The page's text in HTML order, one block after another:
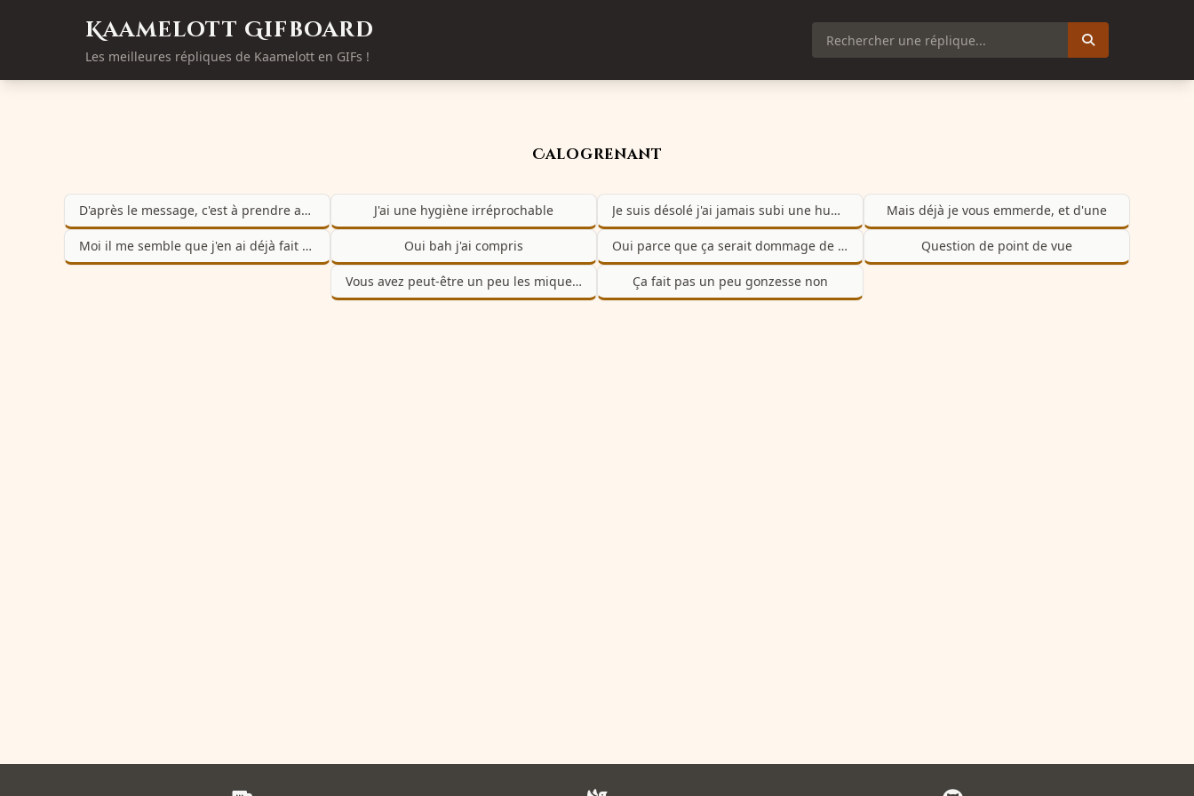
Kaamelott Gifboard
Les meilleures répliques de Kaamelott en GIFs !
Calogrenant
D'après le message, c'est à prendre au conditionnel J'ai une hygiène irréprochable Je suis désolé j'ai jamais subi une humiliation pareil Mais déjà je vous emmerde, et d'une
Moi il me semble que j'en ai déjà fait beaucoup Oui bah j'ai compris Oui parce que ça serait dommage de perdre ça Question de point de vue
Vous avez peut-être un peu les miquettes aussi Ça fait pas un peu gonzesse non